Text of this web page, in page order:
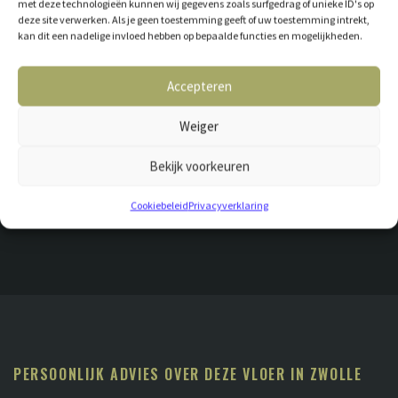
met deze technologieën kunnen wij gegevens zoals surfgedrag of unieke ID's op
deze site verwerken. Als je geen toestemming geeft of uw toestemming intrekt,
kan dit een nadelige invloed hebben op bepaalde functies en mogelijkheden.
Accepteren
Weiger
Bekijk voorkeuren
CookiebeleidPrivacyverklaring
De scherpe en gedurfde patronen van een geweven tapijt. Een
collectie die een hard oppervlak zacht doet aanvoelen.
Chipps is leverbaar in 15 of 18 mm dik, per plaat van 244 cm lang en 59
cm breed. Bovenstaande prijs is gebaseerd op 15 mm dik, per m²
PRODUCTEIGENSCHAPPEN
PERSOONLIJK ADVIES OVER DEZE VLOER IN ZWOLLE